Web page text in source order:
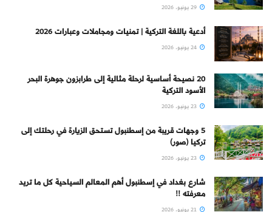
أدعية باللغة التركية | تمنيات ومجاملات وعبارات 2026
20 نصيحة أساسية لرحلة مثالية إلى طرابزون جوهرة البحر
الأسود التركية
5 وجهات قريبة من إسطنبول تستحق الزيارة في رحلتك إلى
تركيا (صور)
شارع بغداد في إسطنبول أهم المعالم السياحية كل ما تريد
معرفته !!